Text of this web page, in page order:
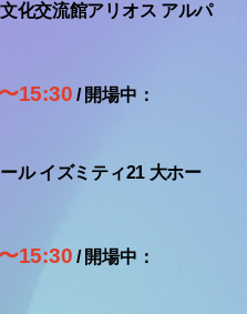
化交流館アリオス アルパ
15:30 / 開場中：
ル イズミティ21 大ホー
15:30 / 開場中：